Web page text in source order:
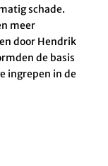
schade.
meer
door Hendrik
de basis
ingrepen in de